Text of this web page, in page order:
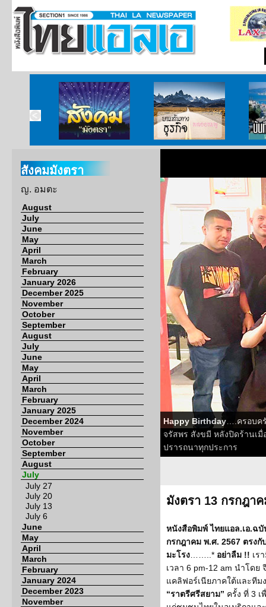
สังคมมังตรา บนเส้นทางธุรกิจ บั
สังคมมังตรา
ญ. อมตะ
August
July
June
May
April
March
February
January 2026
December 2025
November
October
September
August
July
June
May
April
March
February
January 2025
December 2024
November
October
September
August
July
July 27
July 20
July 13
July 6
June
May
April
March
February
January 2024
December 2023
November
Happy Birthday ….ครอบค
จรัสพร สังขมี หลังปิดร้านเ
ปรารถนาทุกประการ
มังตรา 13 กรกฎา
หนังสือพิมพ์ ไทยแอล.เอ.ฉบั
กรกฎาคม พ.ศ. 2567 ตรง
มะโรง ……..* อย่าลืม !! เร
เวลา 6 pm-12 am นำโด
แคลิฟอร์เนียภาคใต้และทีม
“ราตรีศรีสยาม” ครั้ง ที่ 3